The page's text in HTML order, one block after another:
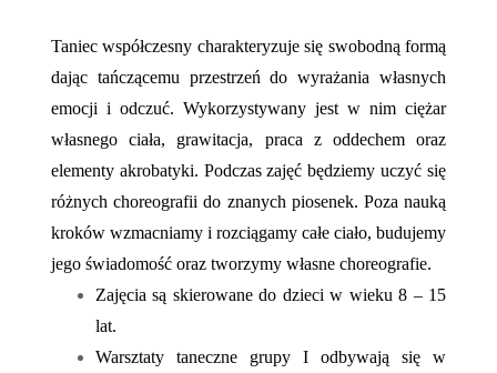
Taniec współczesny charakteryzuje się swobodną formą
dając tańczącemu przestrzeń do wyrażania własnych
emocji i odczuć. Wykorzystywany jest w nim ciężar
własnego ciała, grawitacja, praca z oddechem oraz
elementy akrobatyki. Podczas zajęć będziemy uczyć się
różnych choreografii do znanych piosenek. Poza nauką
kroków wzmacniamy i rozciągamy całe ciało, budujemy
jego świadomość oraz tworzymy własne choreografie.
Zajęcia są skierowane do dzieci w wieku 8 – 15
lat.
Warsztaty taneczne grupy I odbywają się w